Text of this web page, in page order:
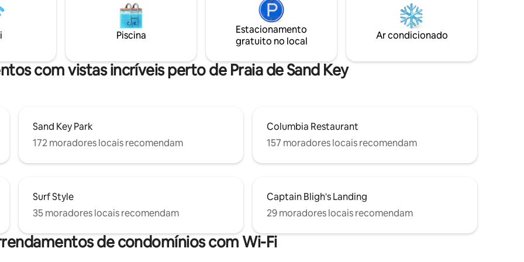
pores do sol à beira-mar
e a poucos minutos de carro
Aceita animais de estimação.
foi cuidadosamente
Estacionamento gratuito para 2
carros/barcos. - Localização central
(praias, restaurantes, Tampa, St Pete 's,
porto de segurança, Dunedin - A 11
Limpeza impecável - Estação de café -
Área de jantar
ao pôr do sol. As concessões de praia
incluem caiaques marítimos, jet ski,
passeios de barco e muito mais.
Piscina
Estacionamento
gratuito no local
Ar condicionado
com vistas incríveis perto de Praia de Sand Key
Sand Key Park
172 moradores locais recomendam
Columbia Restaurant
157 moradores locais recomendam
Surf Style
35 moradores locais recomendam
Captain Bligh's Landing
29 moradores locais recomendam
de condomínios com Wi-Fi